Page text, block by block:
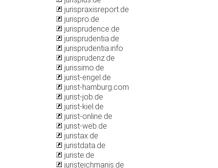
jurispraxisreport.de
jurispro.de
jurisprudence.de
jurisprudentia.de
jurisprudentia.info
jurisprudenz.de
jurissimo.de
jurist-engel.de
jurist-hamburg.com
jurist-job.de
jurist-kiel.de
jurist-online.de
jurist-web.de
juristax.de
juristdata.de
juriste.de
juristeichmanis.de